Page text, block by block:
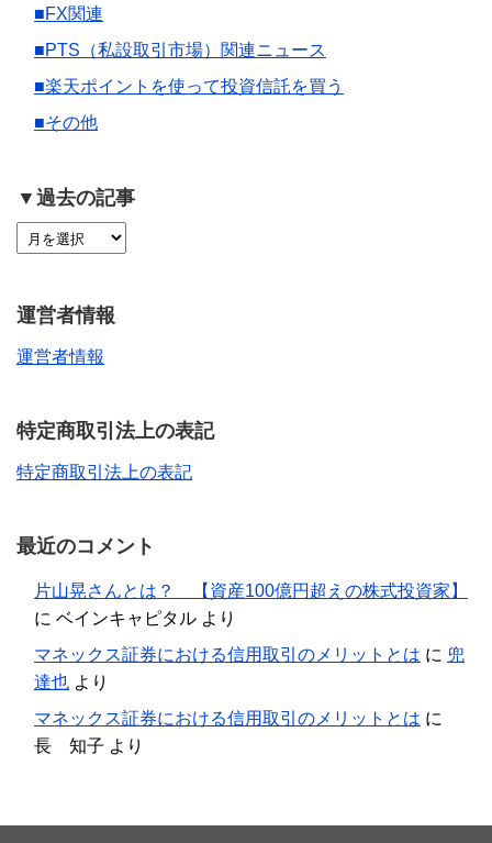
■FX関連
■PTS（私設取引市場）関連ニュース
■楽天ポイントを使って投資信託を買う
■その他
▼過去の記事
運営者情報
運営者情報
特定商取引法上の表記
特定商取引法上の表記
最近のコメント
片山晃さんとは？ 【資産100億円超えの株式投資家】
に ベインキャピタル より
マネックス証券における信用取引のメリットとは に 兜
達也 より
マネックス証券における信用取引のメリットとは に
長 知子 より